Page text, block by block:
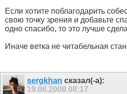
Если хотите поблагодарить
свою точку зрения и добавьте
одно спасибо, то это лучше
Иначе ветка не читабельная
sergkhan сказал(-а):
19.06.2008 08:17